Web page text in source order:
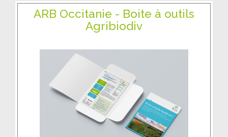
ARB Occitanie - Boite à outils
Agribiodiv